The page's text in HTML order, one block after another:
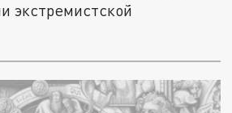
экстремистской